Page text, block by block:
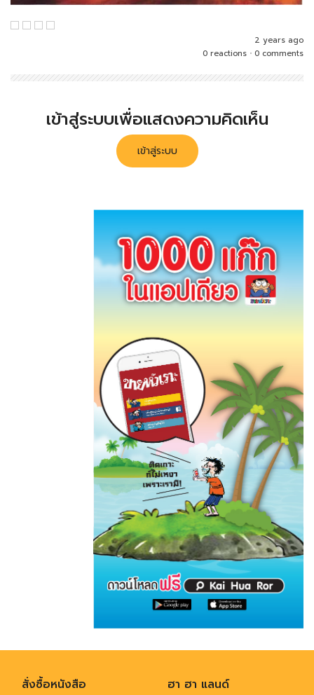
2 years ago
0 reactions • 0 comments
เข้าสู่ระบบเพื่อแสดงความคิดเห็น
เข้าสู่ระบบ
สั่งซื้อหนังสือ ฮา ฮา แลนด์